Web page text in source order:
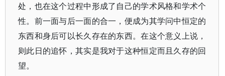
处，也在这个过程中形成了自己的学术风格和学术个
性。前一面与后一面的合一，便成为其学问中恒定的
东西和身后可以长久存在的东西。在这个意义上说，
则此日的追怀，其实是我对于这种恒定而且久存的回
望。